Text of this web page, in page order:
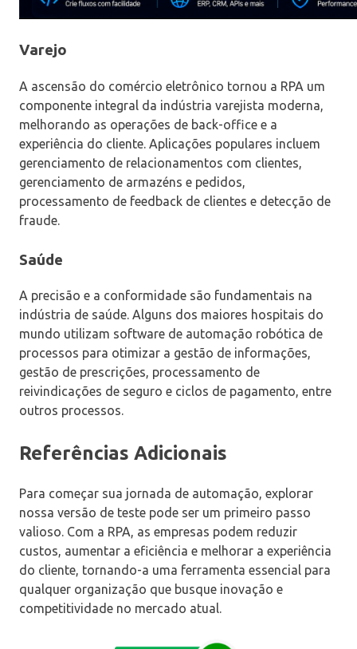
Varejo
A ascensão do comércio eletrônico tornou a RPA um
componente integral da indústria varejista moderna,
melhorando as operações de back-office e a
experiência do cliente. Aplicações populares incluem
gerenciamento de relacionamentos com clientes,
gerenciamento de armazéns e pedidos,
processamento de feedback de clientes e detecção de
fraude.
Saúde
A precisão e a conformidade são fundamentais na
indústria de saúde. Alguns dos maiores hospitais do
mundo utilizam software de automação robótica de
processos para otimizar a gestão de informações,
gestão de prescrições, processamento de
reivindicações de seguro e ciclos de pagamento, entre
outros processos.
Referências Adicionais
Para começar sua jornada de automação, explorar
nossa versão de teste pode ser um primeiro passo
valioso. Com a RPA, as empresas podem reduzir
custos, aumentar a eficiência e melhorar a experiência
do cliente, tornando-a uma ferramenta essencial para
qualquer organização que busque inovação e
competitividade no mercado atual.